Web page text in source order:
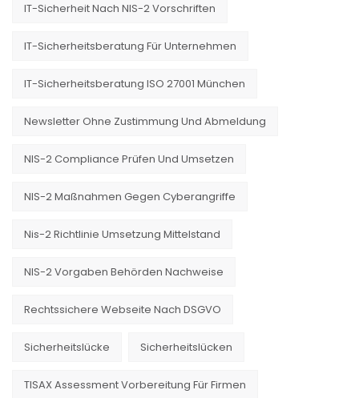
IT-Sicherheit Nach NIS-2 Vorschriften
IT-Sicherheitsberatung Für Unternehmen
IT-Sicherheitsberatung ISO 27001 München
Newsletter Ohne Zustimmung Und Abmeldung
NIS-2 Compliance Prüfen Und Umsetzen
NIS-2 Maßnahmen Gegen Cyberangriffe
Nis-2 Richtlinie Umsetzung Mittelstand
NIS-2 Vorgaben Behörden Nachweise
Rechtssichere Webseite Nach DSGVO
Sicherheitslücke Sicherheitslücken
TISAX Assessment Vorbereitung Für Firmen